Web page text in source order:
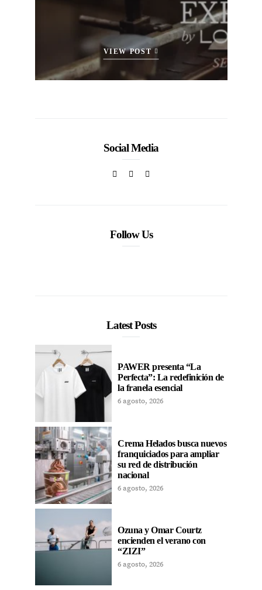
VIEW POST
Social Media
Follow Us
Latest Posts
PAWER presenta “La
Perfecta”: La redefinición de
la franela esencial
6 agosto, 2026
Crema Helados busca nuevos
franquiciados para ampliar
su red de distribución
nacional
6 agosto, 2026
Ozuna y Omar Courtz
encienden el verano con
“ZIZI”
6 agosto, 2026